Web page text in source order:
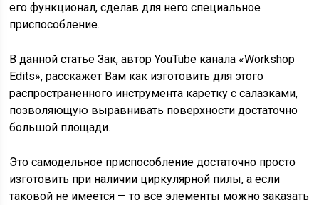
его функционал, сделав для него специальное
приспособление.
В данной статье Зак, автор YouTube канала «Workshop
Edits», расскажет Вам как изготовить для этого
распространенного инструмента каретку с салазками,
позволяющую выравнивать поверхности достаточно
большой площади.
Это самодельное приспособление достаточно просто
изготовить при наличии циркулярной пилы, а если
таковой не имеется — то все элементы можно заказать